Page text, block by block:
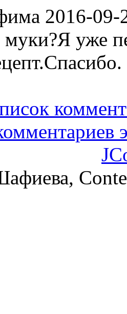
2016-09-
муки?Я уже